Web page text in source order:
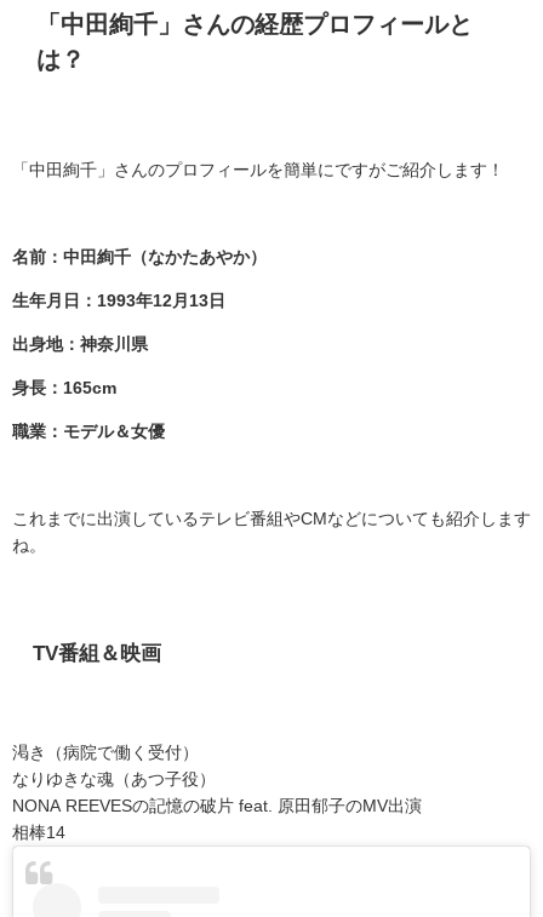
「中田絢千」さんの経歴プロフィールと
は？
「中田絢千」さんのプロフィールを簡単にですがご紹介します！
名前：中田絢千（なかたあやか）
生年月日：1993年12月13日
出身地：神奈川県
身長：165cm
職業：モデル＆女優
これまでに出演しているテレビ番組やCM などについても紹介します
ね。
TV番組＆映画
渇き（病院で働く受付）
なりゆきな魂（あつ子役）
NONA REEVESの記憶の破片 feat. 原田郁子のMV出演
相棒14